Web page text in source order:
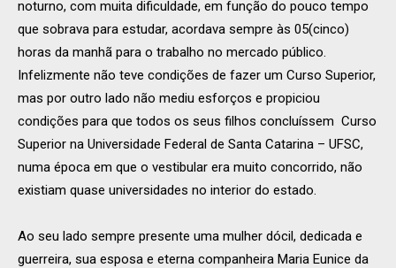
noturno, com muita dificuldade, em função do pouco tempo
que sobrava para estudar, acordava sempre às 05(cinco)
horas da manhã para o trabalho no mercado público.
Infelizmente não teve condições de fazer um Curso Superior,
mas por outro lado não mediu esforços e propiciou
condições para que todos os seus filhos concluíssem Curso
Superior na Universidade Federal de Santa Catarina – UFSC,
numa época em que o vestibular era muito concorrido, não
existiam quase universidades no interior do estado.
Ao seu lado sempre presente uma mulher dócil, dedicada e
guerreira, sua esposa e eterna companheira Maria Eunice da